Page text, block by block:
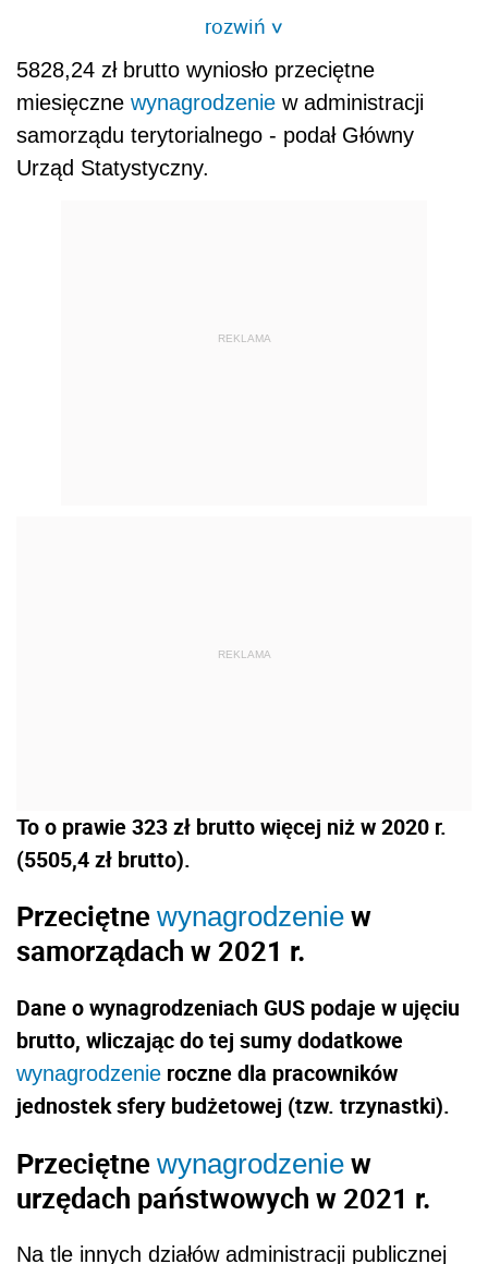
rozwiń>
5828,24 zł brutto wyniosło przeciętne
miesięczne wynagrodzenie w administracji
samorządu terytorialnego - podał Główny
Urząd Statystyczny.
REKLAMA
REKLAMA
To o prawie 323 zł brutto więcej niż w 2020 r.
(5505,4 zł brutto).
Przeciętne wynagrodzenie w
samorządach w 2021 r.
Dane o wynagrodzeniach GUS podaje w ujęciu
brutto, wliczając do tej sumy dodatkowe
wynagrodzenie roczne dla pracowników
jednostek sfery budżetowej (tzw. trzynastki).
Przeciętne wynagrodzenie w
urzędach państwowych w 2021 r.
Na tle innych działów administracji publicznej